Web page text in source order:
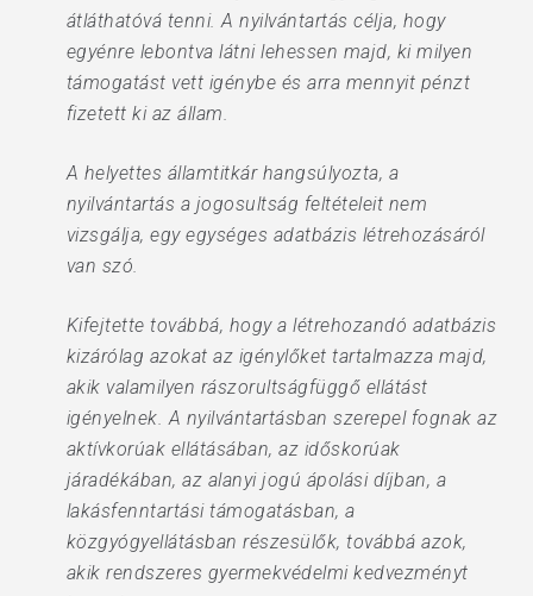
átláthatóvá tenni. A nyilvántartás célja, hogy
egyénre lebontva látni lehessen majd, ki milyen
támogatást vett igénybe és arra mennyit pénzt
fizetett ki az állam.
A helyettes államtitkár hangsúlyozta, a
nyilvántartás a jogosultság feltételeit nem
vizsgálja, egy egységes adatbázis létrehozásáról
van szó.
Kifejtette továbbá, hogy a létrehozandó adatbázis
kizárólag azokat az igénylőket tartalmazza majd,
akik valamilyen rászorultságfüggő ellátást
igényelnek. A nyilvántartásban szerepel fognak az
aktívkorúak ellátásában, az időskorúak
járadékában, az alanyi jogú ápolási díjban, a
lakásfenntartási támogatásban, a
közgyógyellátásban részesülők, továbbá azok,
akik rendszeres gyermekvédelmi kedvezményt